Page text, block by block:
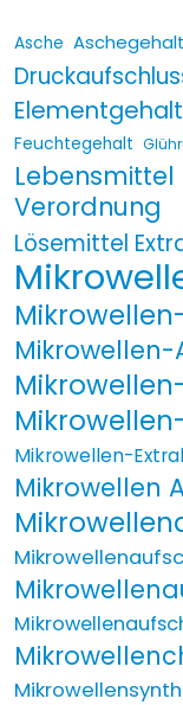
Asche Aschegehalt
Elementgehalt
Feuchtegehalt
Lebensmittel
Verordnung
Lösemittel
Mikrowellen-
Mikrowellen